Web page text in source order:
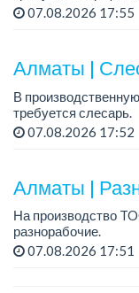
График работы: 6/1,
07.08.2026 17:55
Алматы |
В
требуется слесарь.
График работы: 5/2,
07.08.2026 17:52
Алматы |
На производство
разнорабочие.
Зарплата: от 250
07.08.2026 17:51